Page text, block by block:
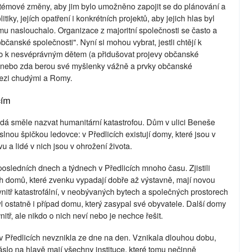
změny, aby jim bylo umožněno zapojit se do plánování a
jejích opatření i konkrétních projektů, aby jejich hlas byl
naslouchalo. Organizace z majoritní společnosti se často a
společnosti". Nyní si mohou vybrat, jestli chtějí k
k nesvéprávným dětem (a přidušovat projevy občanské
zda berou své myšlenky vážně a prvky občanské
chudými a Romy.
směle nazvat humanitární katastrofou. Dům v ulici Beneše
špičkou ledovce: v Předlicích existují domy, které jsou v
a lidé v nich jsou v ohrožení života.
dnech a týdnech v Předlicích mnoho času. Zjistili
domů, které zvenku vypadají dobře až výstavně, mají novou
katastrofální, v neobývaných bytech a společných prostorech
ostatně i případ domu, který zasypal své obyvatele. Další domy
ale nikdo o nich neví nebo je nechce řešit.
Předlicích nevznikla ze dne na den. Vznikala dlouhou dobu,
na hlavě mají všechny instituce, které tomu nečinně